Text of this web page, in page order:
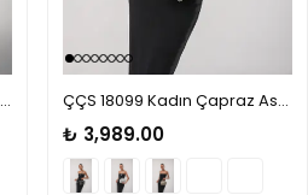
ÇÇS 18070 Kadın Omuz Ve Sırt Çantası ÇÇS 18099 Kadın Çapraz Askılı El Çantası
₺ 3,989.00